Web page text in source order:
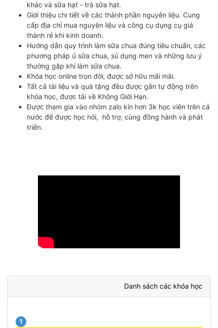
khác và sữa hạt - trà sữa hạt.
Giới thiệu chi tiết về các thành phần nguyên liệu. Cung
cấp địa chỉ mua nguyên liệu và công cụ dụng cụ giá
thành rẻ khi kinh doanh.
Hướng dẫn quy trình làm sữa chua đúng tiêu chuẩn, các
phương pháp ủ sữa chua, sủ dụng men và những lưu ý
thường gặp khi làm sữa chua.
Khóa học online trọn đời, được sở hữu mãi mãi.
Tất cả tài liệu và quà tặng đều được gắn tự động trên
khóa học, được tải về Không Giới Hạn.
Được tham gia vào nhóm zalo kín hơn 3k học viên trên cả
nước để được học hỏi, hỗ trợ, cùng đồng hành và phát
triển.
Danh sách các khóa học
1